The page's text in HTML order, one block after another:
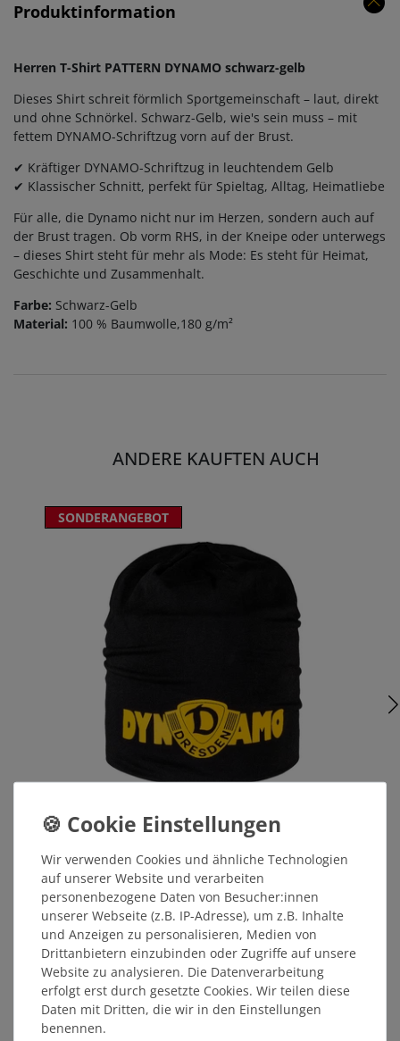
Produktinformation
Herren T-Shirt PATTERN DYNAMO schwarz-gelb
Dieses Shirt schreit förmlich Sportgemeinschaft – laut, direkt
und ohne Schnörkel. Schwarz-Gelb, wie's sein muss – mit
fettem DYNAMO-Schriftzug vorn auf der Brust.
✔ Kräftiger DYNAMO-Schriftzug in leuchtendem Gelb
✔ Klassischer Schnitt, perfekt für Spieltag, Alltag, Heimatliebe
Für alle, die Dynamo nicht nur im Herzen, sondern auch auf
der Brust tragen. Ob vorm RHS, in der Kneipe oder unterwegs
– dieses Shirt steht für mehr als Mode: Es steht für Heimat,
Geschichte und Zusammenhalt.
Farbe: Schwarz-Gelb
Material: 100 % Baumwolle,180 g/m²
ANDERE KAUFTEN AUCH
SONDERANGEBOT
15,00 €
STATT: 17,99 €
ÄHNLICHE ARTIKEL
Wir verwenden Cookies und ähnliche Technologien
auf unserer Website und verarbeiten
personenbezogene Daten von Besucher:innen
unserer Webseite (z.B. IP-Adresse), um z.B. Inhalte
und Anzeigen zu personalisieren, Medien von
Drittanbietern einzubinden oder Zugriffe auf unsere
Website zu analysieren. Die Datenverarbeitung
erfolgt erst durch gesetzte Cookies. Wir teilen diese
Daten mit Dritten, die wir in den Einstellungen
benennen.